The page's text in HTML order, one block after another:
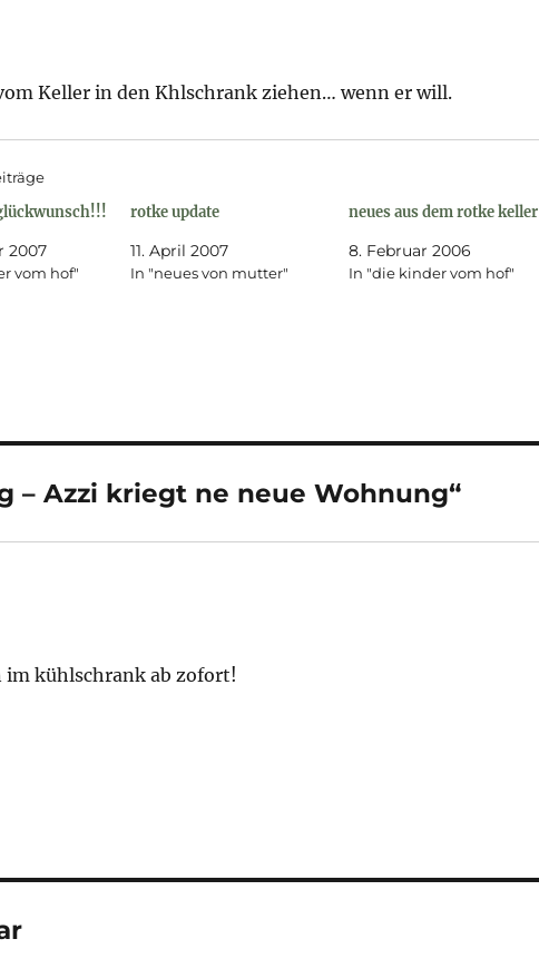
Keller in den Khlschrank ziehen… wenn er will.
2007
vom hof"
rotke update
11. April 2007
In "neues von mutter"
neues aus dem rotke keller
8. Februar 2006
In "die kinder vom hof"
– Azzi kriegt ne neue Wohnung“
im kühlschrank ab zofort!